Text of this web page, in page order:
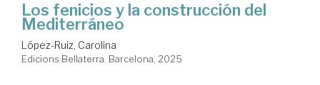
Los fenicios y la construcción del
Mediterráneo
López-Ruiz, Carolina
Edicions Bellaterra. Barcelona, 2025